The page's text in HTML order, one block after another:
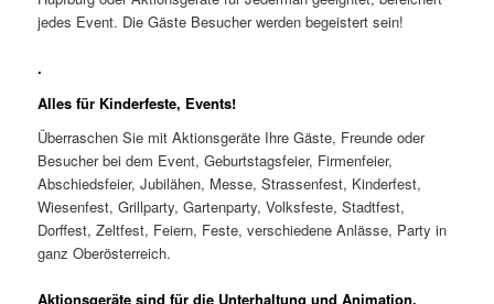
jedes Event. Die Gäste Besucher werden begeistert sein!
.
Alles für Kinderfeste, Events!
Überraschen Sie mit Aktionsgeräte Ihre Gäste, Freunde oder
Besucher bei dem Event, Geburtstagsfeier, Firmenfeier,
Abschiedsfeier, Jubilähen, Messe, Strassenfest, Kinderfest,
Wiesenfest, Grillparty, Gartenparty, Volksfeste, Stadtfest,
Dorffest, Zeltfest, Feiern, Feste, verschiedene Anlässe, Party in
ganz Oberösterreich.
Aktionsgeräte sind für die Unterhaltung und Animation.